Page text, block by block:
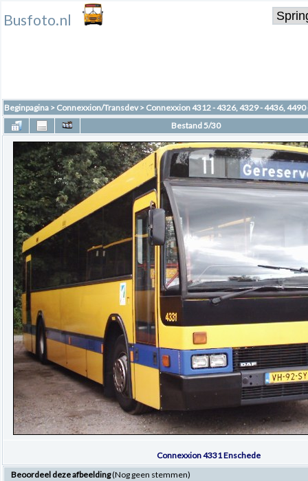
Busfoto.nl
Beginpagina > Connexxion/Transdev> Connexxion 4312 - 4326, 4329 - 4436, 4490
Bestand 5/30
Connexxion 4331 Enschede
Beoordeel deze afbeelding(Nog geen stemmen)